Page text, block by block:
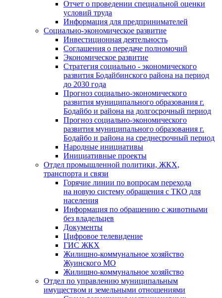
Отчет о проведении специальной оценки
условий труда
Информация для предпринимателей
Социально-экономическое развитие
Инвестиционная деятельность
Соглашения о передаче полномочий
Экономическое развитие
Стратегия социально - экономического
развития Бодайбинского района на период
до 2030 года
Прогноз социально-экономического
развития муниципального образования г.
Бодайбо и района на долгосрочный период
Прогноз социально-экономического
развития муниципального образования г.
Бодайбо и района на среднесрочный период
Народные инициативы
Инициативные проекты
Отдел промышленной политики, ЖКХ,
транспорта и связи
Горячие линии по вопросам перехода
на новую систему обращения с ТКО для
населения
Информация по обращению с животными
без владельцев
Документы
Цифровое телевидение
ГИС ЖКХ
Жилищно-коммунальное хозяйство
Жуинского МО
Жилищно-коммунальное хозяйство
Отдел по управлению муниципальным
имуществом и земельными отношениями